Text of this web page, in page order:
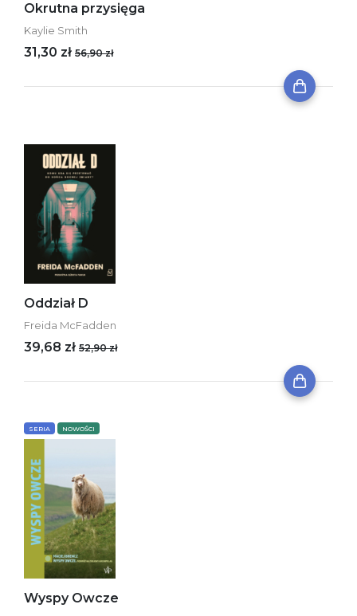
Okrutna przysięga
Kaylie Smith
31,30 zł 56,90 zł
Oddział D
Freida McFadden
39,68 zł 52,90 zł
SERIA NOWOŚCI
Wyspy Owcze